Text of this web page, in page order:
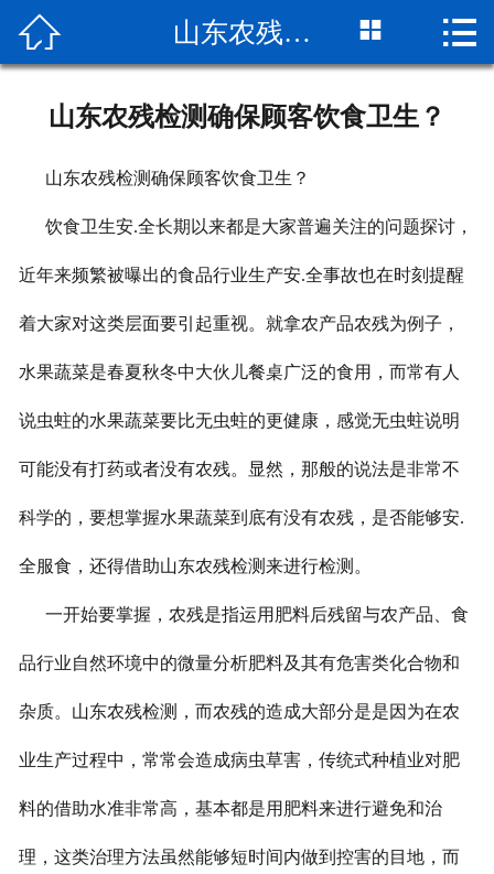
网站首页
客户服务
荣誉资质
联系我们
 山东农残检测确保顾客饮食卫生？  
山东农残检测确保顾客饮食卫生？
山东农残检测确保顾客饮食卫生？
饮食卫生安.全长期以来都是大家普遍关注的问题探讨，
近年来频繁被曝出的食品行业生产安.全事故也在时刻提醒
着大家对这类层面要引起重视。就拿农产品农残为例子，
水果蔬菜是春夏秋冬中大伙儿餐桌广泛的食用，而常有人
说虫蛀的水果蔬菜要比无虫蛀的更健康，感觉无虫蛀说明
可能没有打药或者没有农残。显然，那般的说法是非常不
科学的，要想掌握水果蔬菜到底有没有农残，是否能够安.
全服食，还得借助山东农残检测来进行检测。
一开始要掌握，农残是指运用肥料后残留与农产品、食
品行业自然环境中的微量分析肥料及其有危害类化合物和
杂质。山东农残检测，而农残的造成大部分是是因为在农
业生产过程中，常常会造成病虫草害，传统式种植业对肥
料的借助水准非常高，基本都是用肥料来进行避免和治
理，这类治理方法虽然能够短时间内做到控害的目地，而